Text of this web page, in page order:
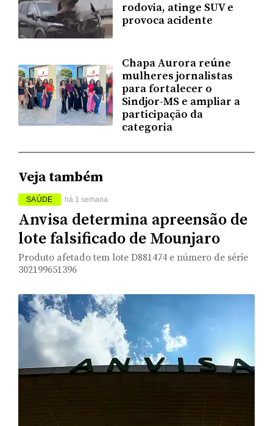
rodovia, atinge SUV e
provoca acidente
Chapa Aurora reúne
mulheres jornalistas
para fortalecer o
Sindjor-MS e ampliar a
participação da
categoria
Veja também
SAÚDE há 1 semana
Anvisa determina apreensão de
lote falsificado de Mounjaro
Produto afetado tem lote D881474 e número de série
302199651396